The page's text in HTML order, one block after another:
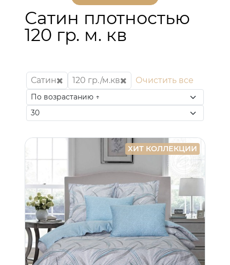
Сатин плотностью
120 гр. м. кв
Сатин 120 гр./м.кв Очистить все
ХИТ КОЛЛЕКЦИИ